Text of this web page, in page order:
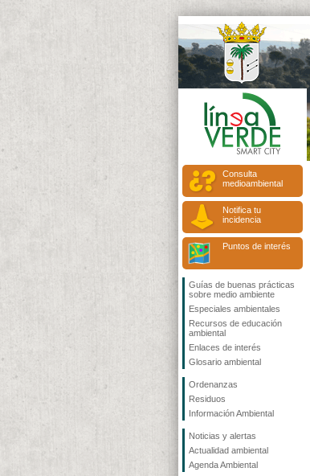
Consulta
medioambiental
Notifica tu
incidencia
Puntos de interés
Guías de buenas prácticas
sobre medio ambiente
Especiales ambientales
Recursos de educación
ambiental
Enlaces de interés
Glosario ambiental
Ordenanzas
Residuos
Información Ambiental
Noticias y alertas
Actualidad ambiental
Agenda Ambiental